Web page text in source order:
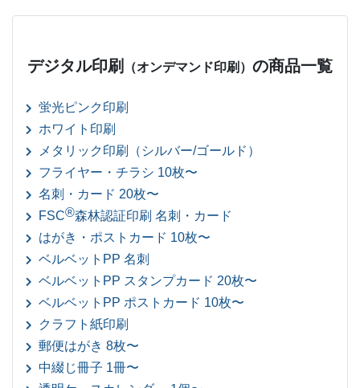
デジタル印刷 （オンデマンド印刷） の商品一覧
蛍光ピンク印刷
ホワイト印刷
メタリック印刷（シルバー/ゴールド）
フライヤー・チラシ 10枚〜
名刺・カード 20枚〜
FSC®森林認証印刷 名刺・カード
はがき・ポストカード 10枚〜
ベルベットPP 名刺
ベルベットPP スタンプカード 20枚〜
ベルベットPP ポストカード 10枚〜
クラフト紙印刷
郵便はがき 8枚〜
中綴じ冊子 1冊〜